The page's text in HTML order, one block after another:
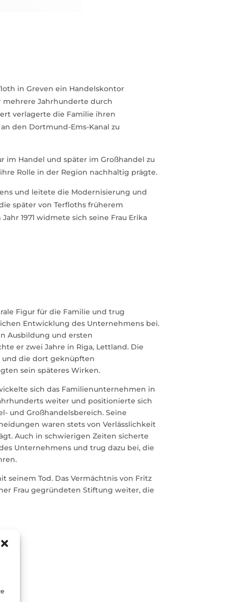
in Greven ein Handelskontor
Jahrhunderte durch
verlagerte die Familie ihren
den Dortmund-Ems-Kanal zu
im Handel und später im Großhandel zu
Rolle in der Region nachhaltig prägte.
und leitete die Modernisierung und
später von Terfloths früherem
1971 widmete sich seine Frau Erika
Figur für die Familie und trug
Entwicklung des Unternehmens bei.
Ausbildung und ersten
er zwei Jahre in Riga, Lettland. Die
die dort geknüpften
sein späteres Wirken.
sich das Familienunternehmen in
weiter und positionierte sich
und Großhandelsbereich. Seine
waren stets von Verlässlichkeit
Auch in schwierigen Zeiten sicherte
Unternehmens und trug dazu bei, die
seinem Tod. Das Vermächtnis von Fritz
Frau gegründeten Stiftung weiter, die